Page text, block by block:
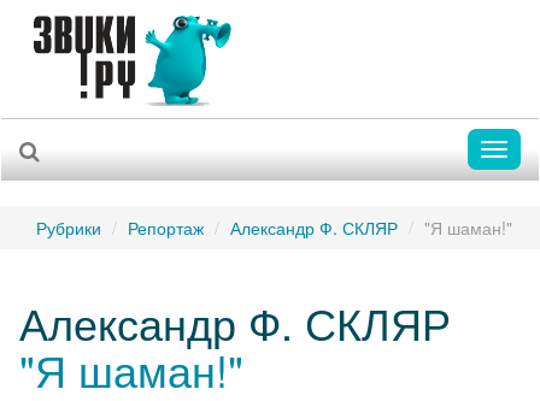
Рубрики Репортаж Александр Ф. СКЛЯР "Я шаман!"
Александр Ф. СКЛЯР
"Я шаман!"